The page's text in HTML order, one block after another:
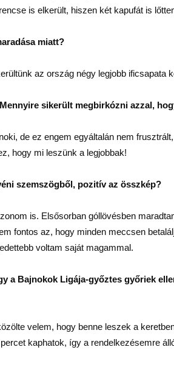
is elkerült, hiszen két kapufát is
miatt?
az ország négy legjobb
sikerült megbirkózni azzal,
de ez engem egyáltalán nem
hogy mi leszünk a legjobbak!
szemszögből, pozitív az összkép?
is. Elsősorban góllövésben
fontos az, hogy minden meccsen
voltam saját magammal.
a Bajnokok Ligája-győztes győriek
velem, hogy benne leszek a
kaphatok, így a rendelkezésemre